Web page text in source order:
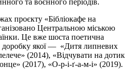
проєкту «Бібліокафе на
Центральною міською
Це вже шоста поетична
доробку якої — «Дитя липневих
(2014), «Відчувати на дотик
(2017), «О-р-і-ґ-а-м-і» (2019).